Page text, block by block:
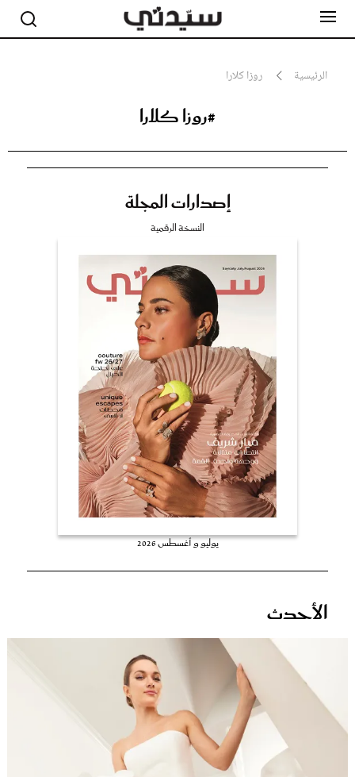
الرئيسية روزا كلارا
#روزا كلارا
إصدارات المجلة
النسخة الرقمية
يوليو و أغسطس 2026
الأحدث
جمال
صحة ورشاقة
عروس سيدتي
غلاف رفمي